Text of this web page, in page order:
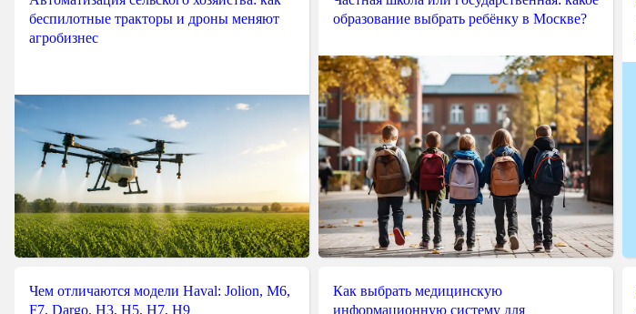
беспилотные тракторы и дроны меняют
агробизнес
образование выбрать ребёнку в Москве?
Чем отличаются модели Haval: Jolion, M6,
F7, Dargo, H3, H5, H7, H9
Как выбрать медицинскую
информационную систему для